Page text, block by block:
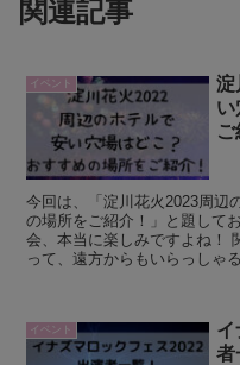
関連記事
イベント
淀
い
ご
今回は、「淀川花火2023周辺
の場所をご紹介！」と題して
会、本当に楽しみですよね！
って、遠方からもいらっしゃ
イベント
イ
者